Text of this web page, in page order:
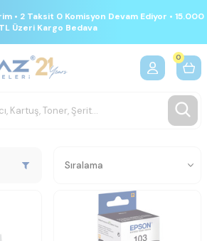
• 2 Taksit 0 Komisyon Devam Ediyor • 15.000
TL Üzeri Kargo Bedava
0